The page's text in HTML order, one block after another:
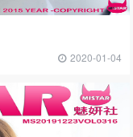
2020-01-04